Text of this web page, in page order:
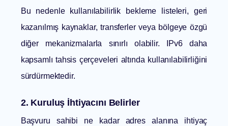
Bu nedenle kullanılabilirlik bekleme listeleri, geri
kazanılmış kaynaklar, transferler veya bölgeye özgü
diğer mekanizmalarla sınırlı olabilir. IPv6 daha
kapsamlı tahsis çerçeveleri altında kullanılabilirliğini
sürdürmektedir.
2. Kuruluş İhtiyacını Belirler
Başvuru sahibi ne kadar adres alanına ihtiyaç